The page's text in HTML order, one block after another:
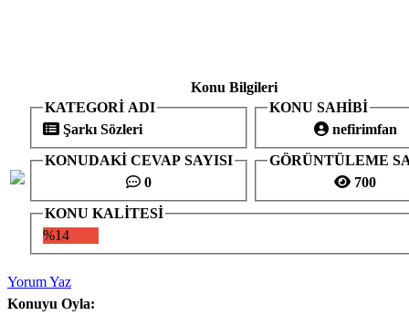
Konu Bilgileri
KATEGORİ ADI
Şarkı Sözleri
KONU SAHİBİ
nefirimfan
KONUDAKİ CEVAP SAYISI
0
GÖRÜNTÜLEME
700
KONU KALİTESİ
%14
Yorum Yaz
Konuyu Oyla: